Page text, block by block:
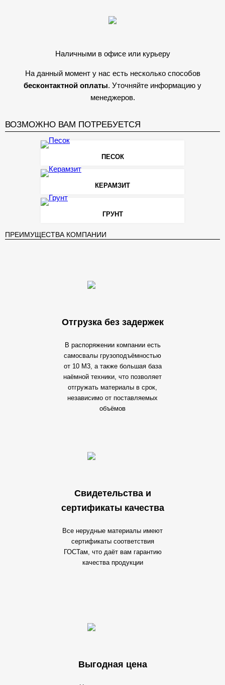
Наличными в офисе или курьеру
На данный момент у нас есть несколько способов
бесконтактной оплаты. Уточняйте информацию у
менеджеров.
ВОЗМОЖНО ВАМ ПОТРЕБУЕТСЯ
ПЕСОК
КЕРАМЗИТ
ГРУНТ
ПРЕИМУЩЕСТВА КОМПАНИИ
Отгрузка без задержек
В распоряжении компании есть
самосвалы грузоподъёмностью
от 10 М3, а также большая база
наёмной техники, что позволяет
отгружать материалы в срок,
независимо от поставляемых
объёмов
Свидетельства и
сертификаты качества
Все нерудные материалы имеют
сертификаты соответствия
ГОСТам, что даёт вам гарантию
качества продукции
Выгодная цена